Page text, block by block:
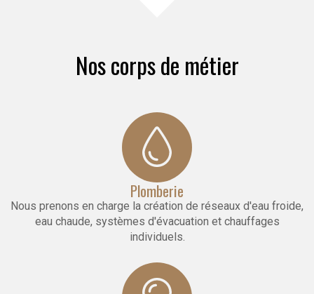
Nos corps de métier
Plomberie
Nous prenons en charge la création de réseaux d'eau froide,
eau chaude, systèmes d'évacuation et chauffages
individuels.